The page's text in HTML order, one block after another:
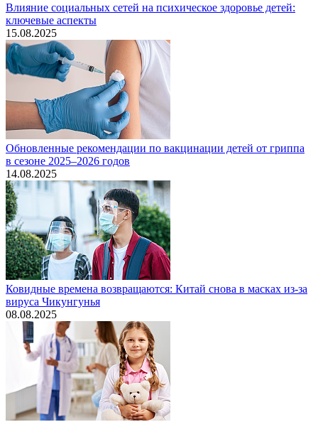
Влияние социальных сетей на психическое здоровье детей:
ключевые аспекты
15.08.2025
Обновленные рекомендации по вакцинации детей от гриппа
в сезоне 2025–2026 годов
14.08.2025
Ковидные времена возвращаются: Китай снова в масках из-за
вируса Чикунгунья
08.08.2025